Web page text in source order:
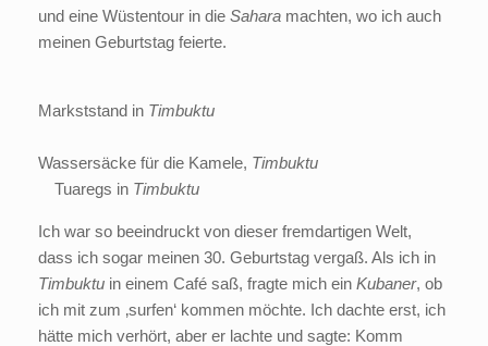
t
und eine Wüstentour in die Sahara machten, wo ich auch
meinen Geburtstag feierte.
Markststand in Timbuktu
Wassersäcke für die Kamele, Timbuktu
Tuaregs in Timbuktu
Ich war so beeindruckt von dieser fremdartigen Welt,
dass ich sogar meinen 30. Geburtstag vergaß. Als ich in
Timbuktu in einem Café saß, fragte mich ein Kubaner, ob
ich mit zum ‚surfen‘ kommen möchte. Ich dachte erst, ich
hätte mich verhört, aber er lachte und sagte: Komm